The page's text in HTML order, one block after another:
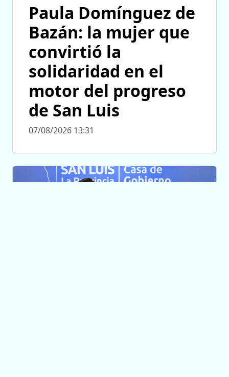
Paula Domínguez de
Bazán: la mujer que
convirtió la
solidaridad en el
motor del progreso
de San Luis
07/08/2026 13:31